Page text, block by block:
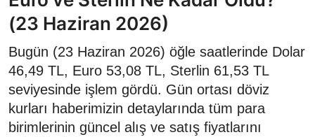
(23 Haziran 2026)
Bugün (23 Haziran 2026) öğle saatlerinde Dolar
46,49 TL, Euro 53,08 TL, Sterlin 61,53 TL
seviyesinde işlem gördü. Gün ortası döviz
kurları haberimizin detaylarında tüm para
birimlerinin güncel alış ve satış fiyatlarını